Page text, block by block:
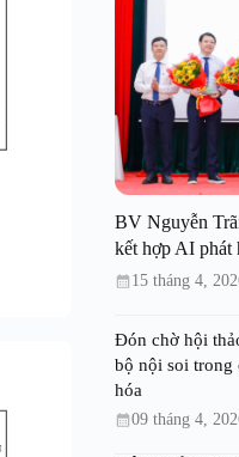
BV Nguyễn
kết hợp AI phát
15 tháng 4,
Đón chờ hội
bộ nội soi trong
hóa
09 tháng 4,